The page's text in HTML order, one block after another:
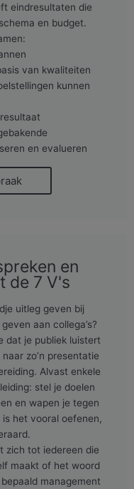
eindresultaten die
en budget.
van kwaliteiten
kunnen
en evalueren
en
de 7 V's
uitleg geven bij
aan collega’s?
dat je publiek luistert
zo’n presentatie
Alvast enkele
stel je doelen
en wapen je tegen
het vooral oefenen,
zich tot iedereen die
maakt of het woord
management